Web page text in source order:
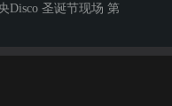
Disco 圣诞节现场 第